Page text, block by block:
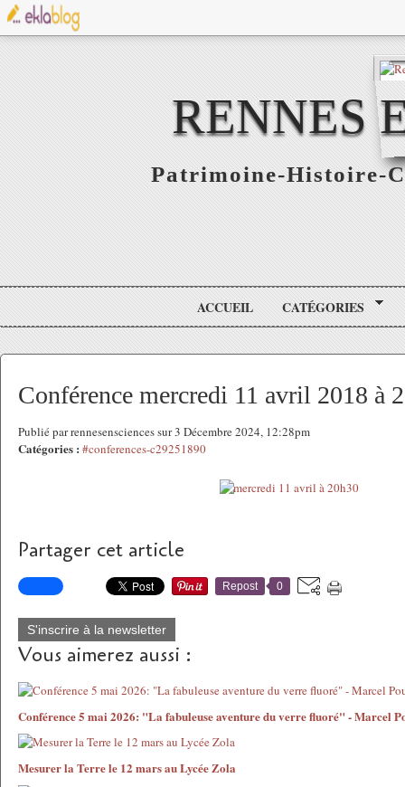
RENNES
Patrimoine-Histoire-
ACCUEIL CATÉGORIES
Conférence mercredi 11 avril 2018 à
Publié par rennesensciences sur 3 Décembre 2024, 12:28pm
Catégories : #conferences-c29251890
Partager cet article
Repost 0
S'inscrire à la newsletter
Vous aimerez aussi :
Conférence 5 mai 2026: "La fabuleuse aventure du verre fluoré" - Marcel
Mesurer la Terre le 12 mars au Lycée Zola